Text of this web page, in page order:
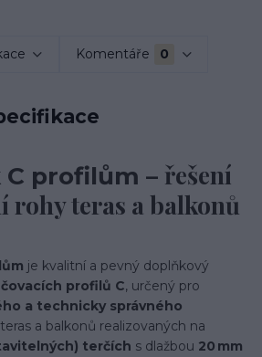
Komentáře 0
C profilům – řešení
rohy teras a balkonů
je kvalitní a pevný doplňkový
profilů C, určený pro
a technicky správného
a balkonů realizovaných na
terčích s dlažbou 20 mm